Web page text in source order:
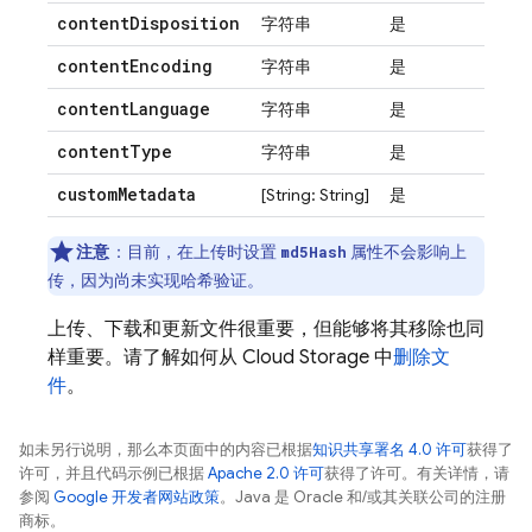
contentDisposition 字符串 是
contentEncoding 字符串 是
contentLanguage 字符串 是
contentType 字符串 是
customMetadata [String: String] 是
注意 ：目前，在上传时设置 md5Hash 属性不会影响上
传，因为尚未实现哈希验证。
上传、下载和更新文件很重要，但能够将其移除也同
样重要。请了解如何从 Cloud Storage 中删除文
件。
如未另行说明，那么本页面中的内容已根据知识共享署名 4.0 许可获得了
许可，并且代码示例已根据Apache 2.0 许可获得了许可。有关详情，请
参阅 Google 开发者网站政策。Java 是 Oracle 和/或其关联公司的注册
商标。